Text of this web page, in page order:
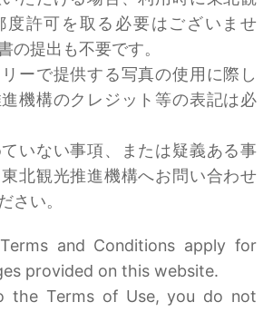
度許可を取る必要はございませ
の提出も不要です。
ーで提供する写真の使用に際し
機構のクレジット等の表記は必
いない事項、または疑義ある事
北観光推進機構へお問い合わせ
さい。
and Conditions apply for
provided on this website.
the Terms of Use, you do not